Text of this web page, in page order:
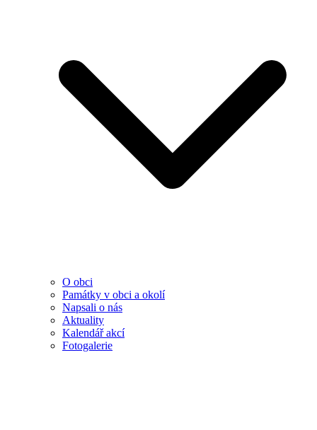
O obci
Památky v obci a okolí
Napsali o nás
Aktuality
Kalendář akcí
Fotogalerie